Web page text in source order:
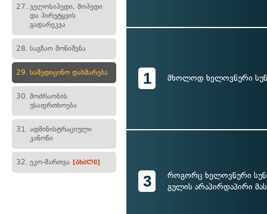
27. ველოსიპედი, მოპედი
და პირუტყვის
გადარეკვა
28. საგზაო მონიშვნა
29. სამედიცინო დახმარება
30. მოძრაობის
უსაფრთხოება
31. ადმინისტრაციული
კანონი
32. ეკო-მართვა [ახალი]
1 მხოლოდ ხელოვნური
3
როგორც ხელოვნური
გულის არაპირდაპირი